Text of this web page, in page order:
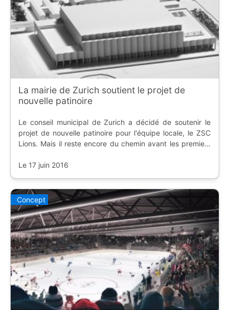
La mairie de Zurich soutient le projet de
nouvelle patinoire
Le conseil municipal de Zurich a décidé de soutenir le
projet de nouvelle patinoire pour l'équipe locale, le ZSC
Lions. Mais il reste encore du chemin avant les premiers
Le 17 juin 2016
Concept